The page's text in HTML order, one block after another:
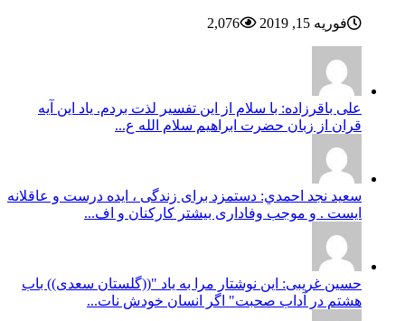
فوریه 15, 2019 2,076
علی باقرزاده: با سلام از این تفسیر لذت بردم. یاد این آیه
قران از زبان حضرت ابراهیم سلام الله ع...
سعيد نجد احمدي: دستمزد برای زندگی ، ایده درست و عاقلانه
ایست . و موجب وفاداری بیشتر کارکنان و اف...
حسین غریبی: این نوشتار مرا به یاد "((گلستان سعدی)) باب
هشتم در آداب صحبت" اگر انسان خودش نات...